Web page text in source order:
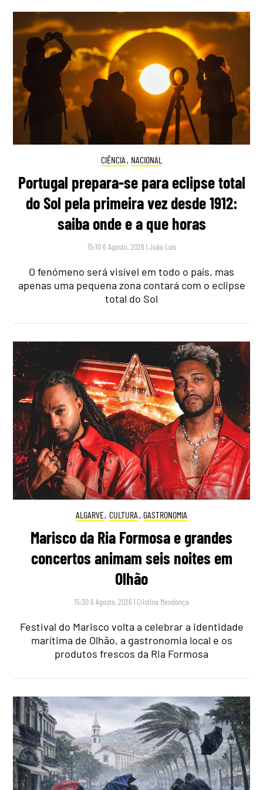
CIÊNCIA , NACIONAL
Portugal prepara-se para eclipse total
do Sol pela primeira vez desde 1912:
saiba onde e a que horas
15:10 6 Agosto, 2026 |João Luís
O fenómeno será visível em todo o país, mas
apenas uma pequena zona contará com o eclipse
total do Sol
ALGARVE, CULTURA , GASTRONOMIA
Marisco da Ria Formosa e grandes
concertos animam seis noites em
Olhão
15:30 6 Agosto, 2026 | Cristina Mendonça
Festival do Marisco volta a celebrar a identidade
marítima de Olhão, a gastronomia local e os
produtos frescos da Ria Formosa